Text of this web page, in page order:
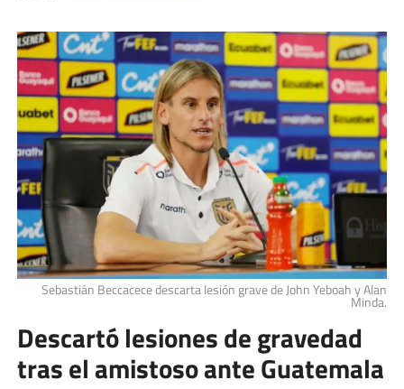
Sebastián Beccacece descarta lesión grave de John Yeboah y Alan
Minda.
Descartó lesiones de gravedad
tras el amistoso ante Guatemala